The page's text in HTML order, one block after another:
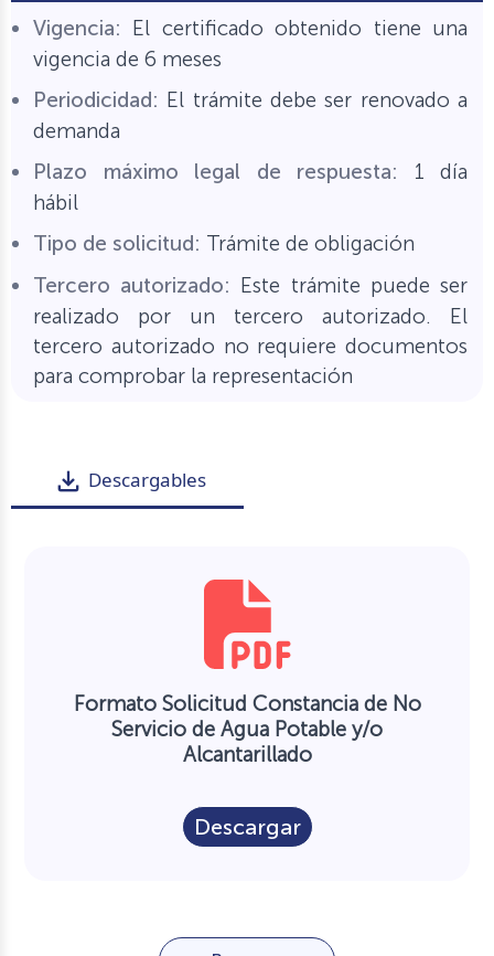
Vigencia: El certificado obtenido tiene una
vigencia de 6 meses
Periodicidad: El trámite debe ser renovado a
demanda
Plazo máximo legal de respuesta:
1 día
hábil
Tipo de solicitud: Trámite de obligación
Tercero autorizado: Este trámite puede ser
realizado por un tercero autorizado. El
tercero autorizado no requiere documentos
para comprobar la representación
file_download Descargables
Formato Solicitud Constancia de No
Servicio de Agua Potable y/o
Alcantarillado
Descargar